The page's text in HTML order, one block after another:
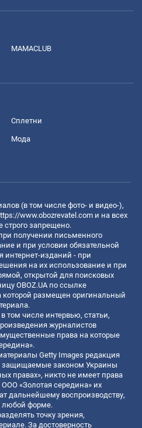
MAMACLUB
Сплетни
Мода
(в том числе фото- и видео-),
www.obozrevatel.com и на всех
строго запрещено.
получении письменного
и при условии обязательной
интернет-изданий - при
на их использование и при
открытой для поисковых
OBOZ.UA по ссылке
которой размещен оригинальный
том числе интервью, статьи,
журналистов
права на которые
Getty Images редакция
защищаемые законом Украины
правах», никто не имеет права
«Золотая середина» их
дальнейшему воспроизводству,
любой форме.
точку зрения,
За достоверность